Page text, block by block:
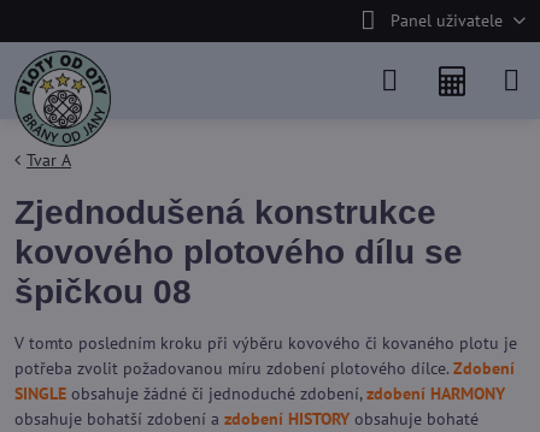
Panel uživatele
Tvar A
Zjednodušená konstrukce
kovového plotového dílu se
špičkou 08
V tomto posledním kroku při výběru kovového či kovaného plotu je
potřeba zvolit požadovanou míru zdobení plotového dílce. Zdobení
SINGLE obsahuje žádné či jednoduché zdobení,zdobení HARMONY
obsahuje bohatší zdobení a zdobení HISTORY obsahuje bohaté